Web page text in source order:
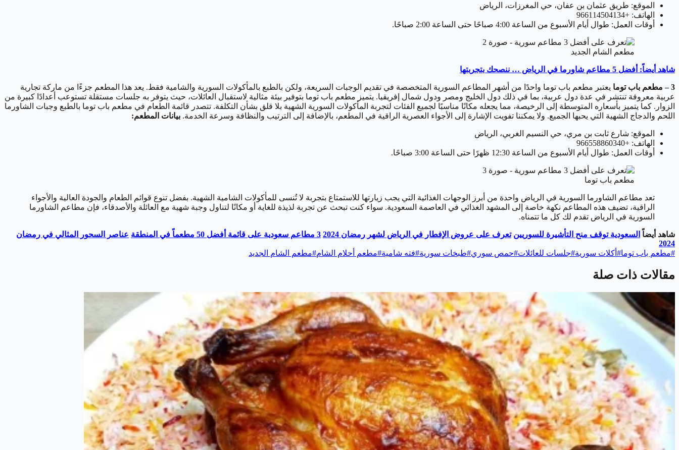
الموقع: طريق عثمان بن عفان، حي المغرزات، الرياض
الهاتف: +966114504134
أوقات العمل: طوال أيام الأسبوع من الساعة 4:00 صباحًا حتى الساعة 2:00 صباحًا.
مطعم الشام الجديد
شاهد أيضاً: أفضل 5 مطاعم شاورما في الرياض … ننصحك بتجربتها
3 – مطعم باب توما
يعتبر مطعم باب توما واحدًا من أشهر المطاعم السورية المتخصصة في تقديم الوجبات السريعة، ولكن بالطبع بالمأكولات السورية والشامية فقط. يعد هذا المطعم جزءًا من ماركة تجارية
عربية معروفة تنتشر في عدة دول عربية، بما في ذلك دول الخليج ومصر ودول شمال إفريقيا. يتميز مطعم باب توما بتوفير بيئة مثالية لاستقبال العائلات، حيث يتوفر به جلسات مستقلة تستوعب أعدادًا كبيرة من
الزوار. كما يتميز بأسعاره المتوسطة إلى الرخيصة، مما يجعله مكانًا مناسبًا لجميع الفئات لتجربة المأكولات السورية الشهية بلا قلق بشأن التكلفة. تتصدر قائمة الطعام في مطعم باب توما بالطبع وجبات الشاورما
اللحم والدجاج الشهية التي يحبها الجميع. ولا يمكننا تفويت الإشارة إلى الأجواء العصرية الراقية في المطعم، بالإضافة إلى الترتيب والنظافة وسرعة الخدمة. بيانات المطعم:
الموقع: شارع ثابت بن مري، حي النسيم الغربي، الرياض
الهاتف: +966558860340
أوقات العمل: طوال أيام الأسبوع من الساعة 12:30 ظهرًا حتى الساعة 3:00 صباحًا.
مطعم باب توما
تعد مطاعم الشاورما السورية في الرياض واحدة من أبرز الوجهات الغذائية التي يجب زيارتها للاستمتاع بتجربة لا تُنسى للمأكولات الشامية الشهية. بفضل تنوع قوائم الطعام والجودة العالية والأجواء
الراقية، تضيف هذه المطاعم نكهة خاصة إلى المشهد الغذائي في العاصمة السعودية. سواء كنت تبحث عن تجربة لذيذة للغاية أو مكانًا لتناول وجبة شهية مع العائلة والأصدقاء، فإن مطاعم الشاورما
السورية في الرياض تقدم لك كل ما تتمناه.
شاهد أيضاً السعودية توقف منح التأشيرة للسوريين تعرف على عروض الإفطار في الرياض لشهر رمضان 2024 3 مطاعم سعودية على قائمة أفضل 50 مطعماً في المنطقة
عناصر السحور المثالي في رمضان
2024
#مطعم باب توما# أكلات سورية#جلسات للعائلات#حمص سوري#طبخات سورية#فته شامية#مطعم أحلام الشام#مطعم الشام الجديد
مقالات ذات صلة